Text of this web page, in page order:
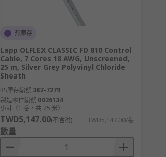
有庫存
Lapp OLFLEX CLASSIC FD 810 Control
Cable, 7 Cores 18 AWG, Unscreened,
25 m, Silver Grey Polyvinyl Chloride
Sheath
RS庫存編號 387-7279
製造零件編號 0026134
小計（1 卷，共 25 米）
TWD5,147.00(不含稅) TWD5,147.00/卷
數量